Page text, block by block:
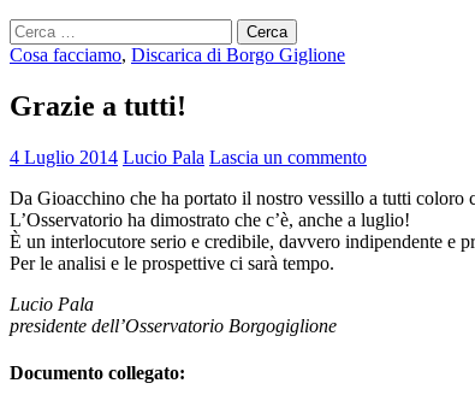
Ricerca
per:
Cosa facciamo, Discarica di Borgo Giglione
Grazie a tutti!
4 Luglio 2014 Lucio Pala Lascia un commento
Da Gioacchino che ha portato il nostro vessillo a tutti coloro
L’Osservatorio ha dimostrato che c’è, anche a luglio!
È un interlocutore serio e credibile, davvero indipendente e
Per le analisi e le prospettive ci sarà tempo.
Lucio Pala
presidente dell’Osservatorio Borgogiglione
Documento collegato: